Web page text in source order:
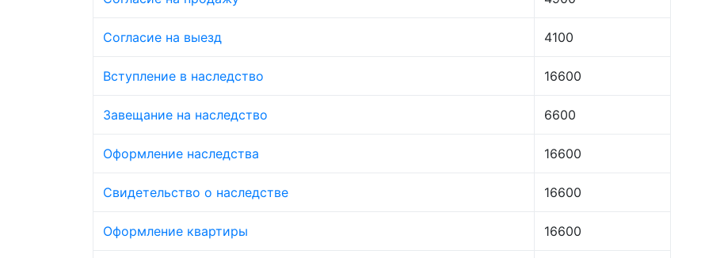
Согласие на выезд 4100
Вступление в наследство 16600
Завещание на наследство 6600
Оформление наследства 16600
Свидетельство о наследстве 16600
Оформление квартиры 16600